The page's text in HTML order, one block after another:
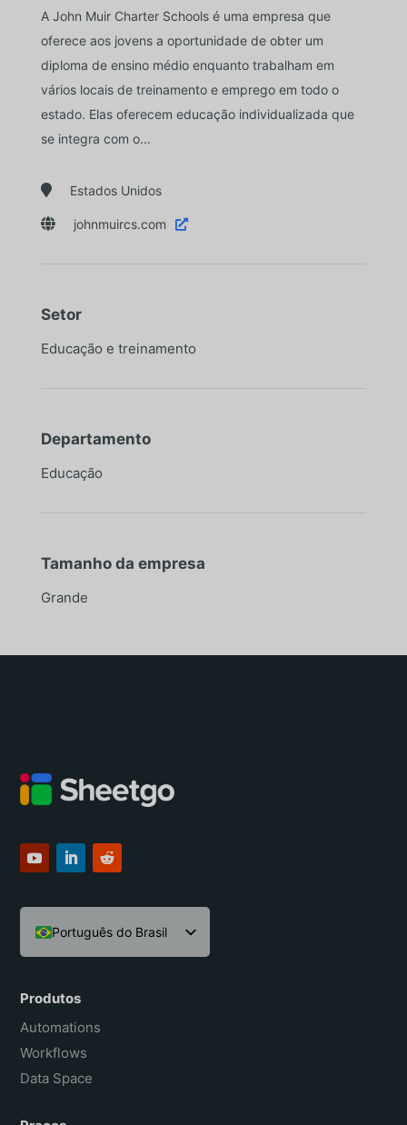
A John Muir Charter Schools é uma empresa que
oferece aos jovens a oportunidade de obter um
diploma de ensino médio enquanto trabalham em
vários locais de treinamento e emprego em todo o
estado. Elas oferecem educação individualizada que
se integra com o...
 Estados Unidos
 johnmuircs.com 
Setor
Educação e treinamento
Departamento
Educação
Tamanho da empresa
Grande
Português do Brasil
English
Español
Français
Produtos
Automations
Workflows
Data Space